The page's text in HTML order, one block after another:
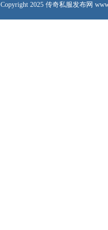
Copyright 2025 传奇私服发布网